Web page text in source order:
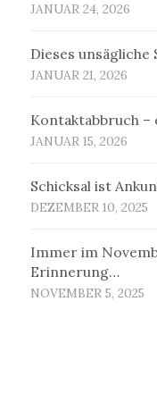
JANUAR 24, 2026
Dieses unsägliche
JANUAR 21, 2026
Kontaktabbruch –
JANUAR 15, 2026
Schicksal ist
DEZEMBER 10, 2025
Immer im
Erinnerung…
NOVEMBER 5, 2025